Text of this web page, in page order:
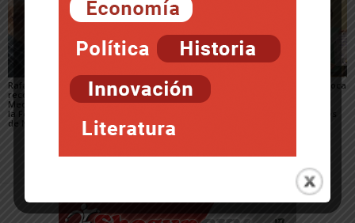
Rafael Manero
reconocido con la
Medalla de Oro 2026 de
la Federación de Coros
de Navarra
Fustiñana se suma al
festival Rincones y
Recovecos con una
la noche del viernes
La Peña Andatu convoca
Microrrelatos Festivos